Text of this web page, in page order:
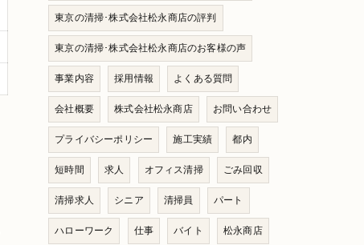
東京の清掃･株式会社松永商店の評判
東京の清掃･株式会社松永商店のお客様の声
事業内容 採用情報 よくある質問
会社概要 株式会社松永商店 お問い合わせ
プライバシーポリシー 施工実績 都内
短時間 求人 オフィス清掃 ごみ回収
清掃求人 シニア 清掃員 パート
ハローワーク 仕事 バイト 松永商店